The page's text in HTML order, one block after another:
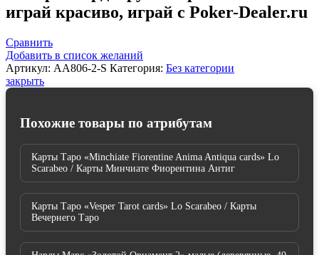
для
слепых
,
Armenakyan
играй красиво, играй с Poker-Dealer.ru
Сравнить
Добавить в список желаний
Артикул: AA806-2-S Категория: Без категории
закрыть
Похожие товары по атрибутам
Карты Таро «Minchiate Fiorentine Anima Antiqua cards» Lo
Scarabeo / Карты Минчиате Фиорентина Антиг
Карты Таро «Vesper Tarot cards» Lo Scarabeo / Карты
Вечернего Таро